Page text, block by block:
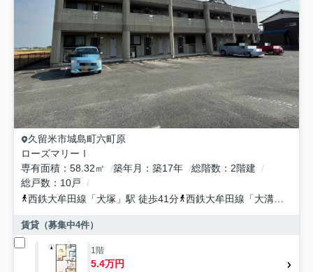
久留米市城島町六町原
ローズマリーⅠ
専有面積
58.32㎡ 築年月 築17年 総階数
2階建
総戸数
10戸
西鉄大牟田線 「犬塚 」駅 徒歩41分 西鉄大牟田線 「大溝
賃貸（募集中4件）
1階
5.4万円